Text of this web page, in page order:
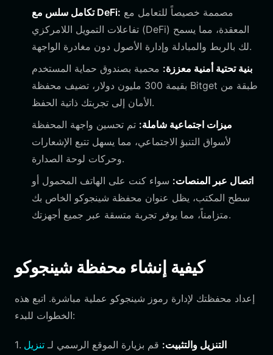
تكامل سلس مع DeFi:
تفاعلات التمويل اللامركزي (DeFi) المعقدة، مما يسمح
لك بالربط والمبادلة وإدارة الأصول دون مغادرة الواجهة.
بنية تحتية أمنية معززة: محمية بصندوق حماية المستخدم
بقيمة 300 مليون دولار، تضيف محفظة Bitget طبقة من
الأمان إلى تجربتك ذاتية الحفظ.
ميزات اجتماعية شاملة: تم تحسين واجهة المحفظة
لأسواق التنبؤ الاجتماعي، مما يسهل تتبع الإشعارات
وحركات لوحة الصدارة.
اتصال عبر المنصات: سواء كنت على الهاتف المحمول أو
سطح المكتب، يظل عنوان محفظة شينجوكو الخاص بك
متزامناً، مما يوفر تجربة متسقة عبر جميع أجهزتك.
كيفية إنشاء محفظة شينجوكو
إعداد محفظتك لإدارة رموز شينجوكو عملية مباشرة. اتبع هذه
الخطوات للبدء:
1. التنزيل والتثبيت: قم بزيارة الموقع الرسمي لـ تنزيل